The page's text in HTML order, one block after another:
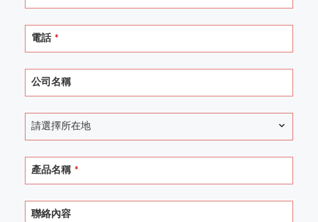
電話 *
公司名稱
請選擇所在地
產品名稱 *
聯絡內容